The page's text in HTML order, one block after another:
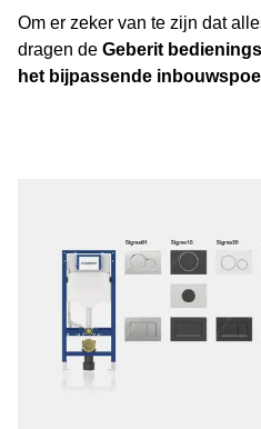
Om er zeker van te zijn dat
dragen de Geberit
het bijpassende